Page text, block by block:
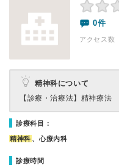
0件
アクセス数
精神科について
【診療・治療法】 精神療法
診療科目：
精神科 、心療内科
診療時間